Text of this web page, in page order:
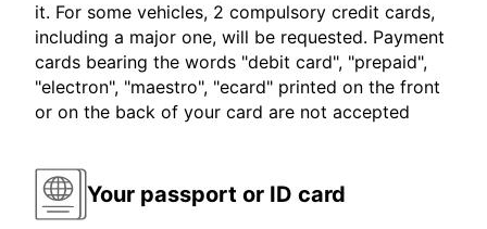
it. For some vehicles, 2 compulsory credit cards,
including a major one, will be requested. Payment
cards bearing the words "debit card", "prepaid",
"electron", "maestro", "ecard" printed on the front
or on the back of your card are not accepted
Your passport or ID card